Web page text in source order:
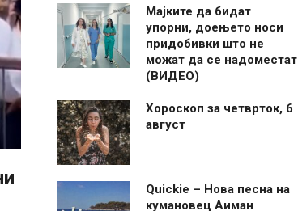
Мајките да бидат
упорни, доењето носи
придобивки што не
можат да се надоместат
(ВИДЕО)
Хороскоп за четврток, 6
август
Quickie – Нова песна на
кумановец Аиман